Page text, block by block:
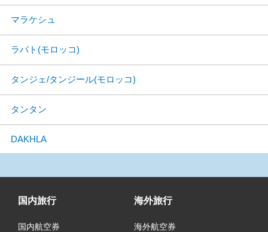
マラケシュ
ラバト(モロッコ)
タンジェ/タンジール(モロッコ)
タンタン
DAKHLA
国内旅行
国内航空券
海外旅行
海外航空券